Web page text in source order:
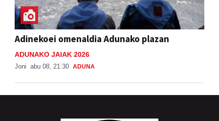
Adinekoei omenaldia Adunako plazan
ADUNAKO JAIAK 2026
Joni abu 08, 21:30 ADUNA